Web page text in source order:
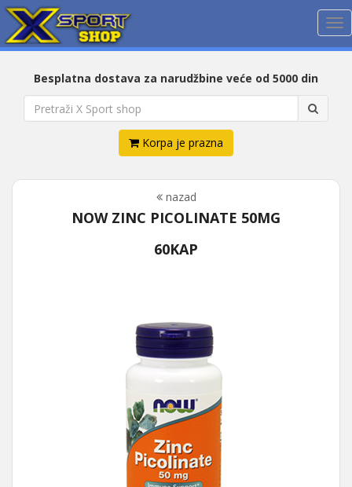
Besplatna dostava za narudžbine veće od 5000 din
Korpa je prazna
nazad
NOW ZINC PICOLINATE 50MG
60KAP